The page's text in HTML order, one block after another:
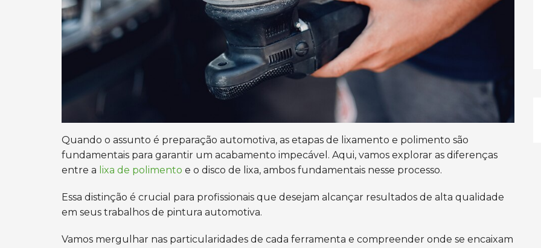
Quando o assunto é preparação automotiva, as etapas de lixamento e polimento são
fundamentais para garantir um acabamento impecável. Aqui, vamos explorar as diferenças
entre a lixa de polimento e o disco de lixa, ambos fundamentais nesse processo.
Essa distinção é crucial para profissionais que desejam alcançar resultados de alta qualidade
em seus trabalhos de pintura automotiva.
Vamos mergulhar nas particularidades de cada ferramenta e compreender onde se encaixam